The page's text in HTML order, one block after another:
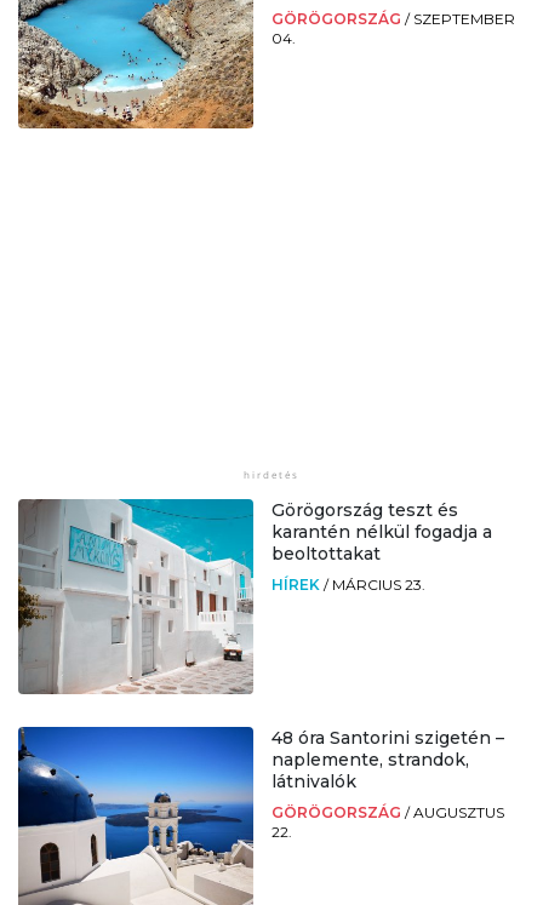
GÖRÖGORSZÁG / SZEPTEMBER
04.
Görögország teszt és
karantén nélkül fogadja a
beoltottakat
HÍREK / MÁRCIUS 23.
48 óra Santorini szigetén –
naplemente, strandok,
látnivalók
GÖRÖGORSZÁG /AUGUSZTUS
22.